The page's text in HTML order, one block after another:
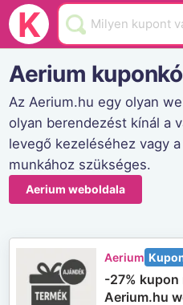
K
Black Friday
Hamarosan lejár
Üzletek
Blog
Akciók
Aerium
Az Aerium.hu egy olyan
olyan berendezést kínál a
levegő kezeléséhez vagy
munkához szükséges.
Aerium weboldala
Aerium
-27% kupon
Aerium.hu